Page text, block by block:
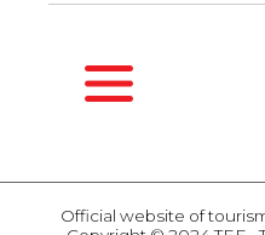
Official website of